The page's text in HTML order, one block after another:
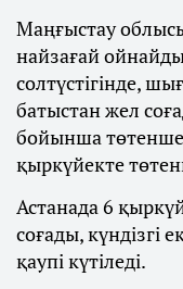
Маңғыстау
найзағай
солтүстігінде,
батыстан жел
бойынша төтенше
қыркүйекте
Астанада 6
соғады, күндізгі
қаупі күтіледі.